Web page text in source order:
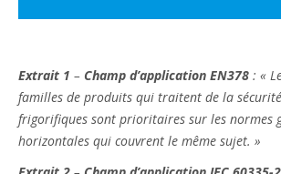
Extrait 1 – Champ d’application EN378 : «
familles de produits qui traitent de la sécurité
frigorifiques sont prioritaires sur les normes
horizontales qui couvrent le même sujet. »